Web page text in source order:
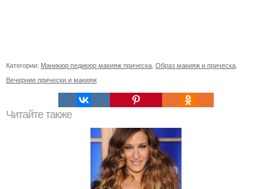
Категории: Маникюр педикюр макияж прическа Образ макияж и прическа
Вечерние прически и макияж
Читайте также